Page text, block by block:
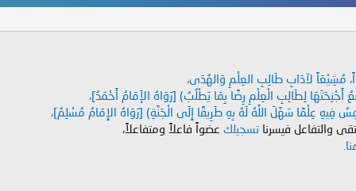
مُشِيْعَاً لآدَابِ طَالِبِ العِلْمِ وَالهُدَى،
أَجْنِحَتَهَا لِطَالِبِ الْعِلْمِ رِضًا بِمَا يَطْلُبُ) [رَوَاهُ الإَمَامُ أَحْمَدُ]،
فِيهِ عِلْمًا سَهَّلَ اللَّهُ لَهُ بِهِ طَرِيقًا إِلَى الْجَنَّةِ) [رَوَاهُ الإِمَامُ مُسْلِمٌ]،
والتفاعل فيسرنا تسجيلك عضواً فاعلاً ومتفاعلاً،